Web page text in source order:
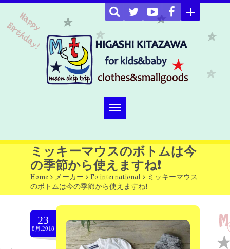
Home
about
Select item
omutucake
moon chip trip original
ミッキーマウスのボトムは今
の季節から使えますね❗
Home > メーカー > Fo international > ミッキーマウス
のボトムは今の季節から使えますね❗
23
8月.2018